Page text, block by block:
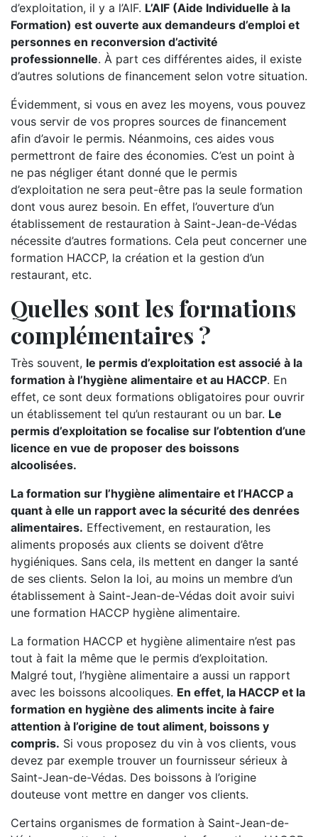
d’exploitation, il y a l’AIF. L’AIF (Aide Individuelle à la
Formation) est ouverte aux demandeurs d’emploi et
personnes en reconversion d’activité
professionnelle. À part ces différentes aides, il existe
d’autres solutions de financement selon votre situation.
Évidemment, si vous en avez les moyens, vous pouvez
vous servir de vos propres sources de financement
afin d’avoir le permis. Néanmoins, ces aides vous
permettront de faire des économies. C’est un point à
ne pas négliger étant donné que le permis
d’exploitation ne sera peut-être pas la seule formation
dont vous aurez besoin. En effet, l’ouverture d’un
établissement de restauration à Saint-Jean-de-Védas
nécessite d’autres formations. Cela peut concerner une
formation HACCP, la création et la gestion d’un
restaurant, etc.
Quelles sont les formations
complémentaires ?
Très souvent, le permis d’exploitation est associé à la
formation à l’hygiène alimentaire et au HACCP. En
effet, ce sont deux formations obligatoires pour ouvrir
un établissement tel qu’un restaurant ou un bar. Le
permis d’exploitation se focalise sur l’obtention d’une
licence en vue de proposer des boissons
alcoolisées.
La formation sur l’hygiène alimentaire et l’HACCP a
quant à elle un rapport avec la sécurité des denrées
alimentaires. Effectivement, en restauration, les
aliments proposés aux clients se doivent d’être
hygiéniques. Sans cela, ils mettent en danger la santé
de ses clients. Selon la loi, au moins un membre d’un
établissement à Saint-Jean-de-Védas doit avoir suivi
une formation HACCP hygiène alimentaire.
La formation HACCP et hygiène alimentaire n’est pas
tout à fait la même que le permis d’exploitation.
Malgré tout, l’hygiène alimentaire a aussi un rapport
avec les boissons alcooliques. En effet, la HACCP et la
formation en hygiène des aliments incite à faire
attention à l’origine de tout aliment, boissons y
compris. Si vous proposez du vin à vos clients, vous
devez par exemple trouver un fournisseur sérieux à
Saint-Jean-de-Védas. Des boissons à l’origine
douteuse vont mettre en danger vos clients.
Certains organismes de formation à Saint-Jean-de-